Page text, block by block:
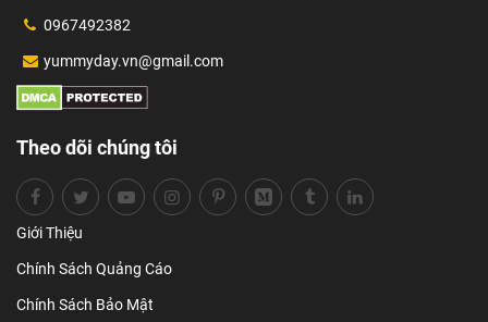
0967492382
yummyday.vn@gmail.com
Theo dõi chúng tôi
Giới Thiệu
Chính Sách Quảng Cáo
Chính Sách Bảo Mật